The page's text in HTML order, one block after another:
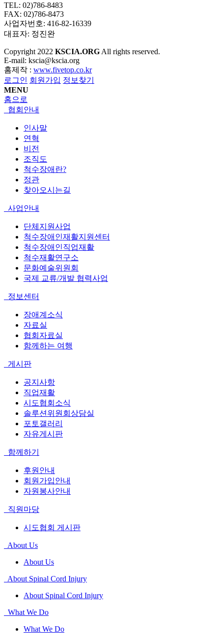
TEL: 02)786-8483
FAX: 02)786-8473
사업자번호: 416-82-16339
대표자: 정진완
Copyright 2022 KSCIA.ORG All rights reserved.
E-mail: kscia@kscia.org
홈제작 : www.fivetop.co.kr
로그인 회원가입 정보찾기
MENU
홈으로
협회안내
인사말
연혁
비전
조직도
척수장애란?
정관
찾아오시는길
사업안내
단체지원사업
척수장애인재활지원센터
척수장애인직업재활
척수재활연구소
문화예술위원회
국제 교류/개발 협력사업
정보센터
장애계소식
자료실
협회자료실
함께하는 여행
게시판
공지사항
직업재활
시도협회소식
솔루션위원회상담실
포토갤러리
자유게시판
함께하기
후원안내
회원가입안내
자원봉사안내
직원마당
시도협회 게시판
About Us
About Us
About Spinal Cord Injury
About Spinal Cord Injury
What We Do
What We Do